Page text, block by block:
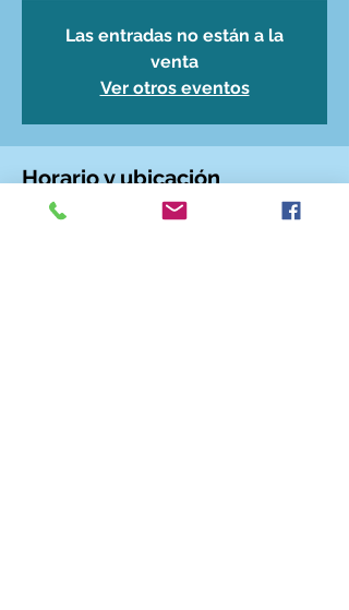
Las entradas no están a la
venta
Ver otros eventos
Horario y ubicación
25 jun 2026, 21:00 – 22:00